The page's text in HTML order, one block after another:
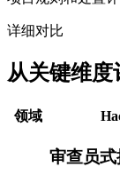
详细对比
从关键维度
领域
审查员